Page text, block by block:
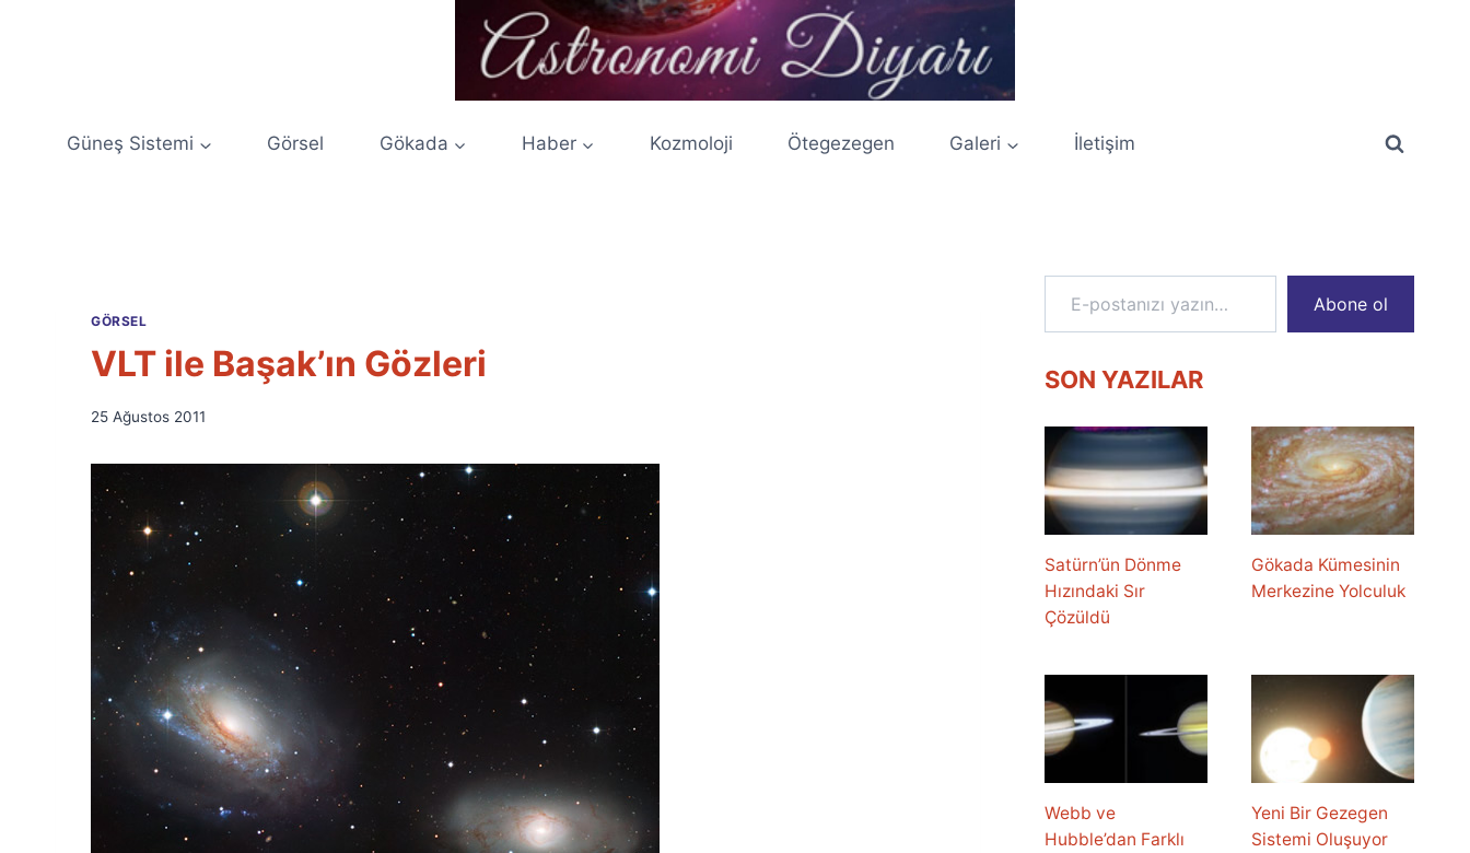
Güneş Sistemi Görsel Gökada Haber Kozmoloji Ötegezegen Galeri İletişim
GÖRSEL
VLT ile Başak’ın Gözleri
By
Fuat
Özyar
25 Ağustos 2011
E-postanızı yazın…
Abone ol
SON YAZILAR
Satürn’ün Dönme
Hızındaki Sır
Çözüldü
Gökada Kümesinin
Merkezine Yolculuk
Webb ve
Hubble’dan Farklı
Yeni Bir Gezegen
Sistemi Oluşuyor